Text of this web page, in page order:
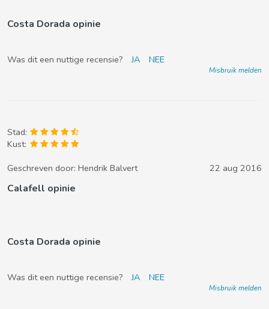
Costa Dorada opinie
Was dit een nuttige recensie? JA NEE
Misbruik melden
Stad:
Kust:
Geschreven door: Hendrik Balvert 22 aug 2016
Calafell opinie
Costa Dorada opinie
Was dit een nuttige recensie? JA NEE
Misbruik melden